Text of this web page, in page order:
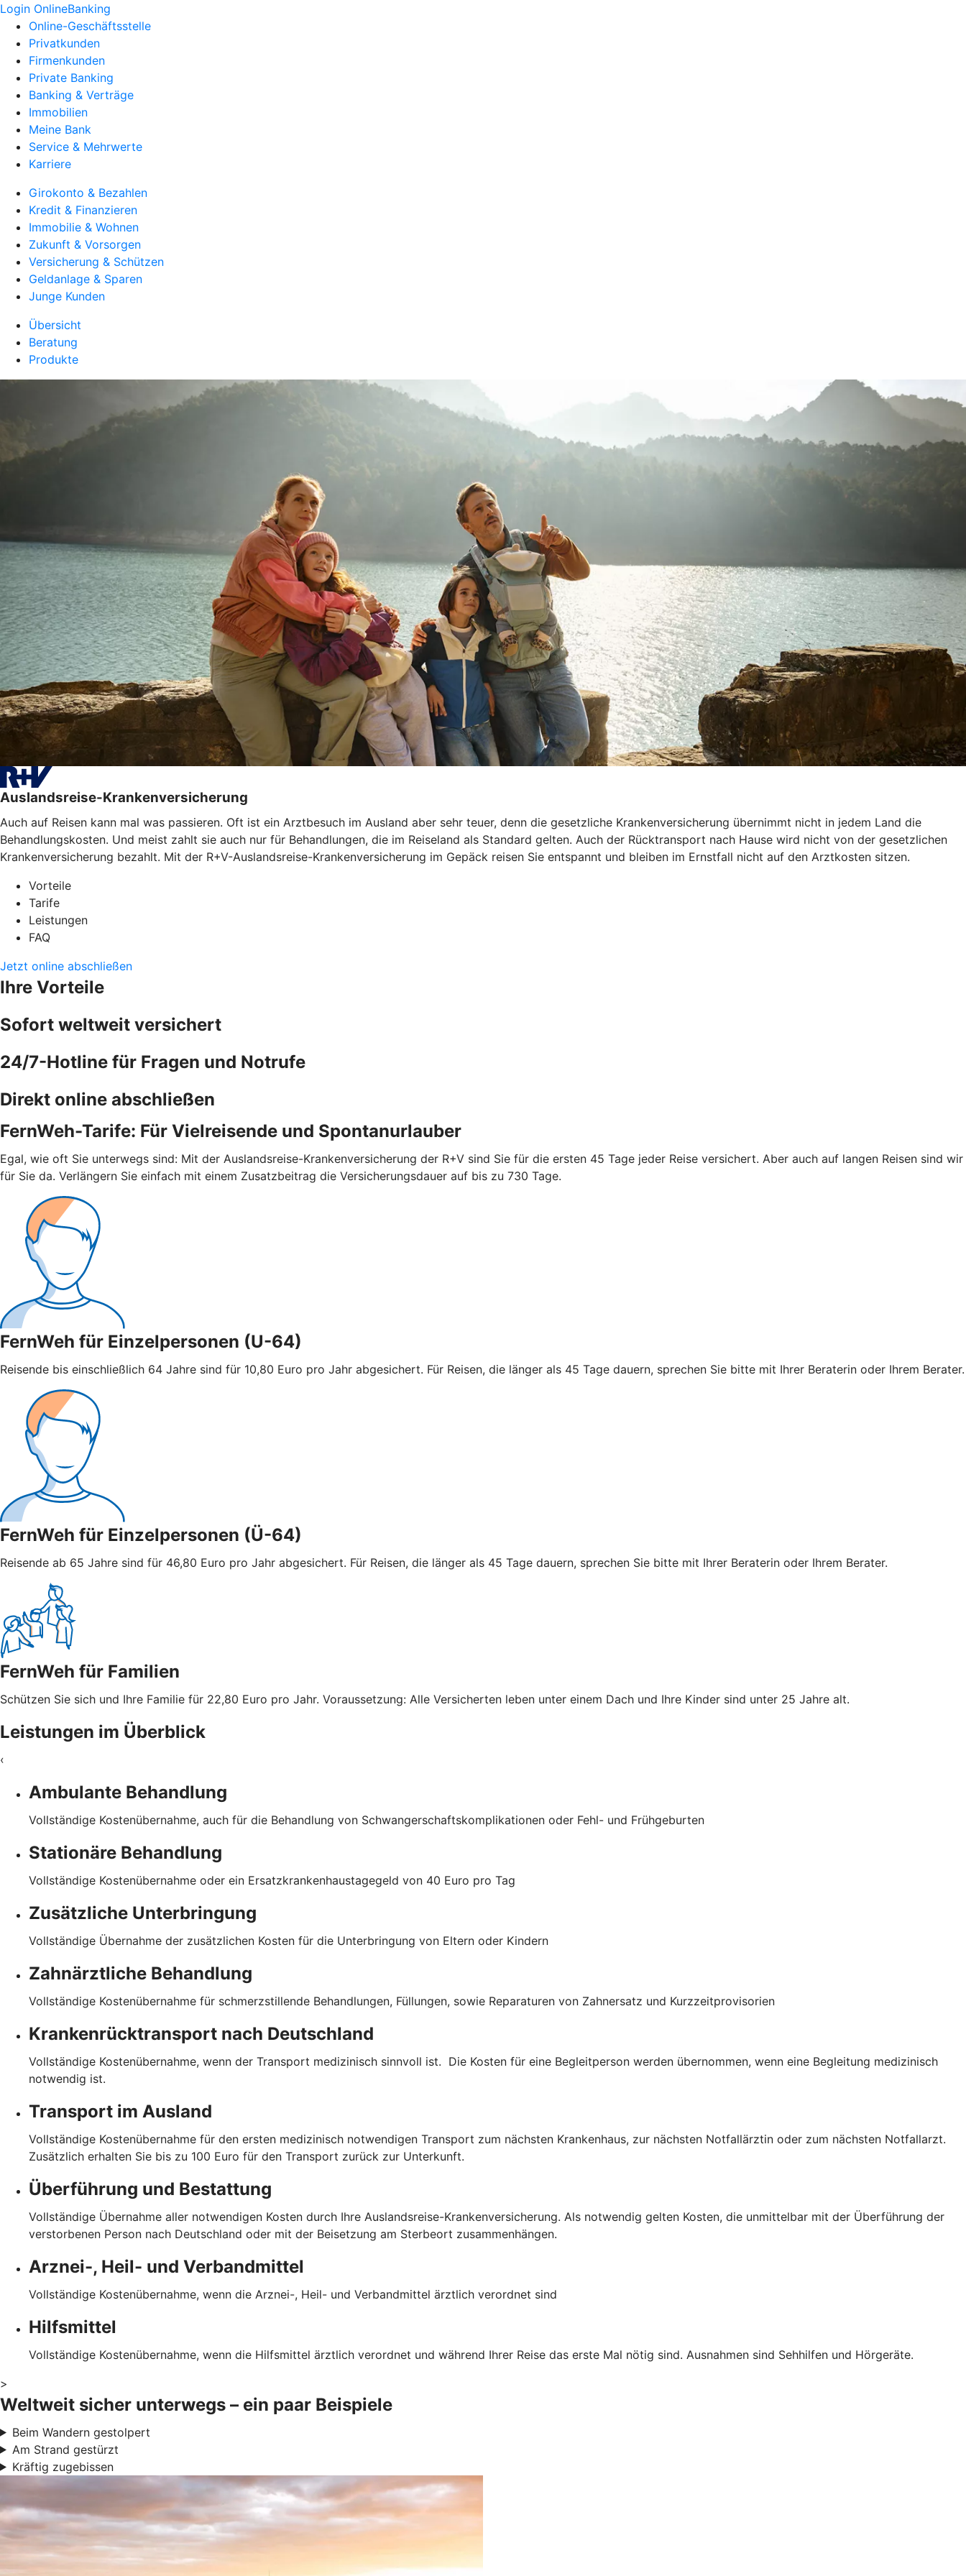
Login OnlineBanking
Online-Geschäftsstelle
Privatkunden
Firmenkunden
Private Banking
Banking & Verträge
Immobilien
Meine Bank
Service & Mehrwerte
Karriere
Girokonto & Bezahlen
Kredit & Finanzieren
Immobilie & Wohnen
Zukunft & Vorsorgen
Versicherung & Schützen
Geldanlage & Sparen
Junge Kunden
Übersicht
Beratung
Produkte
Auslandsreise-Krankenversicherung
Auch auf Reisen kann mal was passieren. Oft ist ein Arztbesuch im Ausland aber sehr teuer, denn die gesetzliche Krankenversicherung übernimmt nicht in jedem Land die
Behandlungskosten. Und meist zahlt sie auch nur für Behandlungen, die im Reiseland als Standard gelten. Auch der Rücktransport nach Hause wird nicht von der gesetzlichen
Krankenversicherung bezahlt. Mit der R+V-Auslandsreise-Krankenversicherung im Gepäck reisen Sie entspannt und bleiben im Ernstfall nicht auf den Arztkosten sitzen.
Vorteile
Tarife
Leistungen
FAQ
Jetzt online abschließen
Ihre Vorteile
Sofort weltweit versichert
24/7-Hotline für Fragen und Notrufe
Direkt online abschließen
FernWeh-Tarife: Für Vielreisende und Spontanurlauber
Egal, wie oft Sie unterwegs sind: Mit der Auslandsreise-Krankenversicherung der R+V sind Sie für die ersten 45 Tage jeder Reise versichert. Aber auch auf langen Reisen sind wir
für Sie da. Verlängern Sie einfach mit einem Zusatzbeitrag die Versicherungsdauer auf bis zu 730 Tage.
FernWeh für Einzelpersonen (U-64)
Reisende bis einschließlich 64 Jahre sind für 10,80 Euro pro Jahr abgesichert. Für Reisen, die länger als 45 Tage dauern, sprechen Sie bitte mit Ihrer Beraterin oder Ihrem Berater.
FernWeh für Einzelpersonen (Ü-64)
Reisende ab 65 Jahre sind für 46,80 Euro pro Jahr abgesichert. Für Reisen, die länger als 45 Tage dauern, sprechen Sie bitte mit Ihrer Beraterin oder Ihrem Berater.
FernWeh für Familien
Schützen Sie sich und Ihre Familie für 22,80 Euro pro Jahr. Voraussetzung: Alle Versicherten leben unter einem Dach und Ihre Kinder sind unter 25 Jahre alt.
Leistungen im Überblick
‹
Ambulante Behandlung
Vollständige Kostenübernahme, auch für die Behandlung von Schwangerschaftskomplikationen oder Fehl- und Frühgeburten
Stationäre Behandlung
Vollständige Kostenübernahme oder ein Ersatzkrankenhaustagegeld von 40 Euro pro Tag
Zusätzliche Unterbringung
Vollständige Übernahme der zusätzlichen Kosten für die Unterbringung von Eltern oder Kindern
Zahnärztliche Behandlung
Vollständige Kostenübernahme für schmerzstillende Behandlungen, Füllungen, sowie Reparaturen von Zahnersatz und Kurzzeitprovisorien
Krankenrücktransport nach Deutschland
Vollständige Kostenübernahme, wenn der Transport medizinisch sinnvoll ist. Die Kosten für eine Begleitperson werden übernommen, wenn eine Begleitung medizinisch
notwendig ist.
Transport im Ausland
Vollständige Kostenübernahme für den ersten medizinisch notwendigen Transport zum nächsten Krankenhaus, zur nächsten Notfallärztin oder zum nächsten Notfallarzt.
Zusätzlich erhalten Sie bis zu 100 Euro für den Transport zurück zur Unterkunft.
Überführung und Bestattung
Vollständige Übernahme aller notwendigen Kosten durch Ihre Auslandsreise-Krankenversicherung. Als notwendig gelten Kosten, die unmittelbar mit der Überführung der
verstorbenen Person nach Deutschland oder mit der Beisetzung am Sterbeort zusammenhängen.
Arznei-, Heil- und Verbandmittel
Vollständige Kostenübernahme, wenn die Arznei-, Heil- und Verbandmittel ärztlich verordnet sind
Hilfsmittel
Vollständige Kostenübernahme, wenn die Hilfsmittel ärztlich verordnet und während Ihrer Reise das erste Mal nötig sind. Ausnahmen sind Sehhilfen und Hörgeräte.
>
Weltweit sicher unterwegs – ein paar Beispiele
Beim Wandern gestolpert
Am Strand gestürzt
Kräftig zugebissen